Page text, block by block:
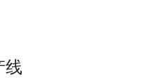
线